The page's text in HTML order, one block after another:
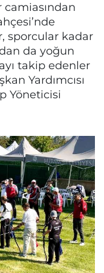
camiasından
sporcular kadar
da yoğun
takip edenler
Yardımcısı
Yöneticisi